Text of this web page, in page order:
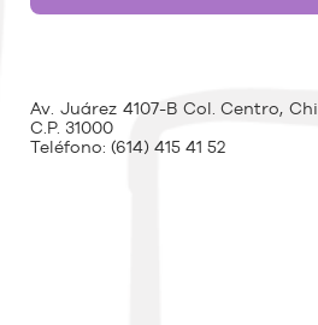
Av. Juárez 4107-B Col. Centro,
C.P. 31000
Teléfono: (614) 415 41 52